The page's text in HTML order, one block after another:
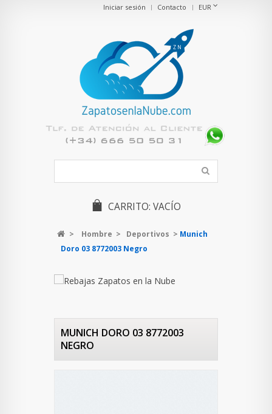
EUR
Contacto
Iniciar sesión
CARRITO: VACÍO
> Hombre > Deportivos > Munich
Doro 03 8772003 Negro
MUNICH DORO 03 8772003
NEGRO